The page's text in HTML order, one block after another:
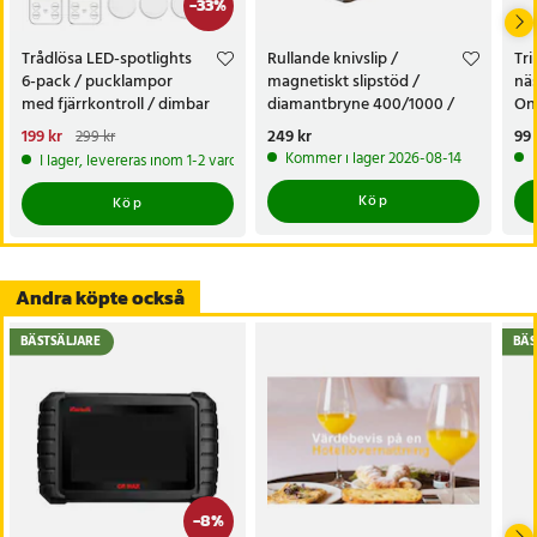
-33%
Trådlösa LED-spotlights
6-pack / pucklampor
med fjärrkontroll / dimbar
skåpbelysning
Nuvarande pris
199 krTidigare pris:299 kr
199 kr 299 kr
I lager, levereras inom 1-2 vardagar
Köp
Rullande knivslip /
magnetiskt slipstöd /
diamantbryne 400/1000 /
knivvässare med fasta vinklar
Pris:249 kr
249 kr
Kommer i lager 2026-08-14
Köp
99
Andra köpte också
-8%
BÄSTSÄLJARE